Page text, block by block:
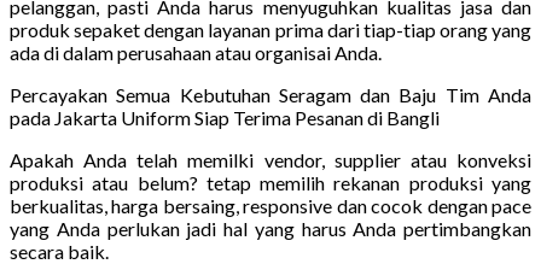
pelanggan, pasti Anda harus menyuguhkan kualitas jasa dan
produk sepaket dengan layanan prima dari tiap-tiap orang yang
ada di dalam perusahaan atau organisai Anda.
Percayakan Semua Kebutuhan Seragam dan Baju Tim Anda
pada Jakarta Uniform Siap Terima Pesanan di Bangli
Apakah Anda telah memilki vendor, supplier atau konveksi
produksi atau belum? tetap memilih rekanan produksi yang
berkualitas, harga bersaing, responsive dan cocok dengan pace
yang Anda perlukan jadi hal yang harus Anda pertimbangkan
secara baik.